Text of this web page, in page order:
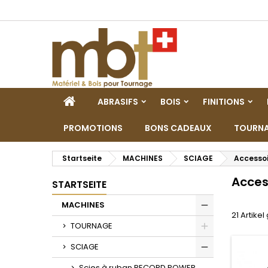
STARTSEITE
ABRASIFS BOIS FINITIONS
PROMOTIONS BONS CADEAUX
Startseite MACHINES SCIAGE
STARTSEITE
MACHINES
Toggle
TOURNAGE
SCIAGE
21